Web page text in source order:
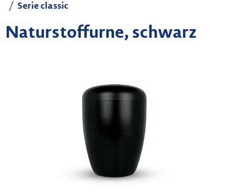
Serie classic
Naturstoffurne, schwarz